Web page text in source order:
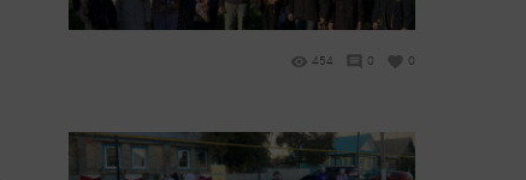
454 0 0